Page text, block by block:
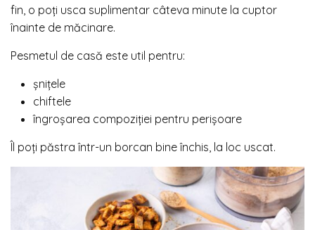
fin, o poți usca suplimentar câteva minute la cuptor
înainte de măcinare.
Pesmetul de casă este util pentru:
șnițele
chiftele
îngroșarea compoziției pentru perișoare
Îl poți păstra într-un borcan bine închis, la loc uscat.